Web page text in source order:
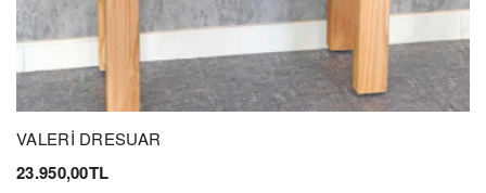
VALERİ DRESUAR
23.950,00TL